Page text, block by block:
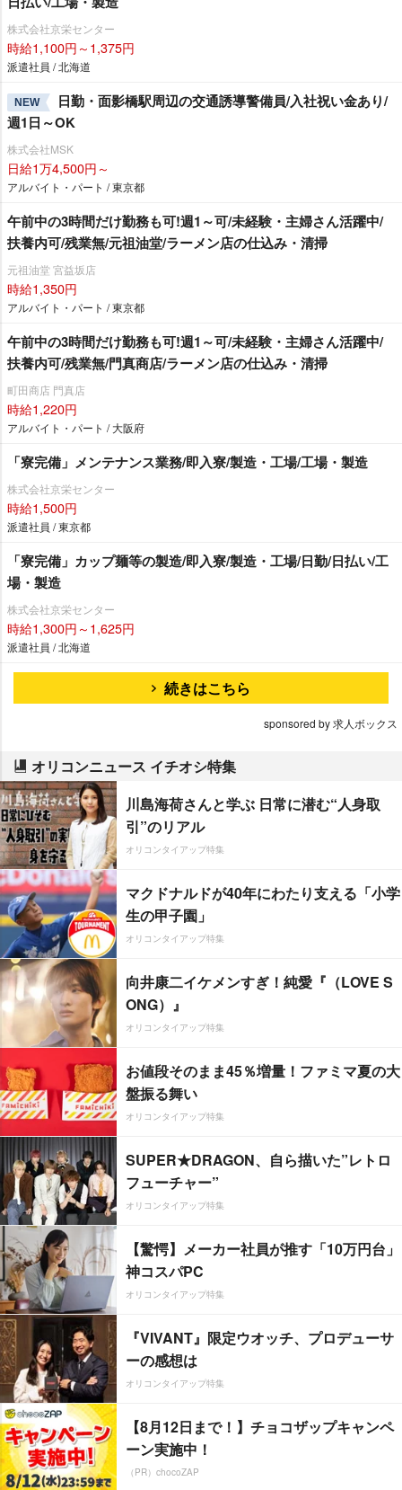
株式会社京栄センター
時給1,100円～1,375円
派遣社員 / 北海道
NEW
日勤・面影橋駅周辺の交通誘導警備員/入社祝い金あり/
週1日～OK
株式会社MSK
日給1万4,500円～
アルバイト・パート / 東京都
午前中の3時間だけ勤務も可!週1～可/未経験・主婦さん活躍中/
扶養内可/残業無/元祖油堂/ラーメン店の仕込み・清掃
元祖油堂 宮益坂店
時給1,350円
アルバイト・パート / 東京都
午前中の3時間だけ勤務も可!週1～可/未経験・主婦さん活躍中/
扶養内可/残業無/門真商店/ラーメン店の仕込み・清掃
町田商店 門真店
時給1,220円
アルバイト・パート / 大阪府
「寮完備」メンテナンス業務/即入寮/製造・工場/工場・製造
株式会社京栄センター
時給1,500円
派遣社員 / 東京都
「寮完備」カップ麺等の製造/即入寮/製造・工場/日勤/日払い/工
場・製造
株式会社京栄センター
時給1,300円～1,625円
派遣社員 / 北海道
続きはこちら
sponsored by 求人ボックス
オリコンニュース イチオシ特集
川島海荷さんと学ぶ 日常に潜む“人身取
引”のリアル
オリコンタイアップ特集
マクドナルドが40年にわたり支える「小学
生の甲子園」
オリコンタイアップ特集
向井康二イケメンすぎ！純愛『（LOVE S
ONG）』
オリコンタイアップ特集
お値段そのまま45％増量！ファミマ夏の大
盤振る舞い
オリコンタイアップ特集
SUPER★DRAGON、自ら描いた”レトロ
フューチャー”
オリコンタイアップ特集
【驚愕】メーカー社員が推す「10万円台」
神コスパPC
オリコンタイアップ特集
『VIVANT』限定ウオッチ、プロデューサ
ーの感想は
オリコンタイアップ特集
【8月12日まで！】チョコザップキャンペ
ーン実施中！
（PR）chocoZAP